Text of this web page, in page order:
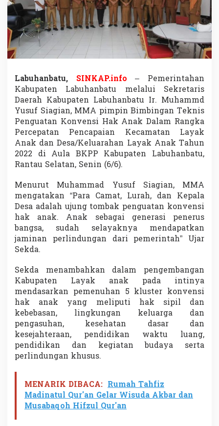
i
m
p
i
n
B
i
b
i
n
g
a
n
T
e
k
n
i
e
n
g
u
a
t
a
n
o
n
v
e
n
s
i
H
a
k
A
k
Labuhanbatu, SINKAP.info – Pemerintahan
Kabupaten Labuhanbatu melalui Sekretaris
Daerah Kabupaten Labuhanbatu Ir. Muhammd
Yusuf Siagian, MMA pimpin Bimbingan Teknis
Penguatan Konvensi Hak Anak Dalam Rangka
Percepatan Pencapaian Kecamatan Layak
Anak dan Desa/Keluarahan Layak Anak Tahun
2022 di Aula BKPP Kabupaten Labuhanbatu,
Rantau Selatan, Senin (6/6).
Menurut Muhammad Yusuf Siagian, MMA
mengatakan “Para Camat, Lurah, dan Kepala
Desa adalah ujung tombak penguatan konvensi
hak anak. Anak sebagai generasi penerus
bangsa, sudah selayaknya mendapatkan
jaminan perlindungan dari pemerintah” Ujar
Sekda.
Sekda menambahkan dalam pengembangan
Kabupaten Layak anak pada intinya
mendasarkan pemenuhan 5 kluster konvensi
hak anak yang meliputi hak sipil dan
kebebasan, lingkungan keluarga dan
pengasuhan, kesehatan dasar dan
kesejahteraan, pendidikan waktu luang,
pendidikan dan kegiatan budaya serta
perlindungan khusus.
MENARIK DIBACA: Rumah Tahfiz
Madinatul Qur'an Gelar Wisuda Akbar dan
Musabaqoh Hifzul Qur'an